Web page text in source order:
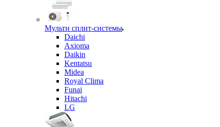
Мульти сплит-системы
Daichi
Axioma
Daikin
Kentatsu
Midea
Royal Clima
Funai
Hitachi
LG